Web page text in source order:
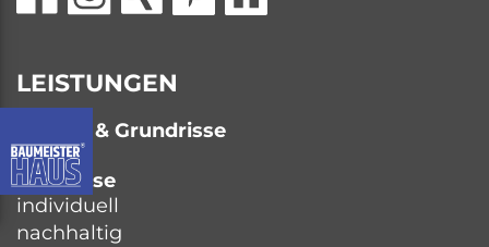
LEISTUNGEN
Häuser & Grundrisse
Bauweise
individuell
nachhaltig